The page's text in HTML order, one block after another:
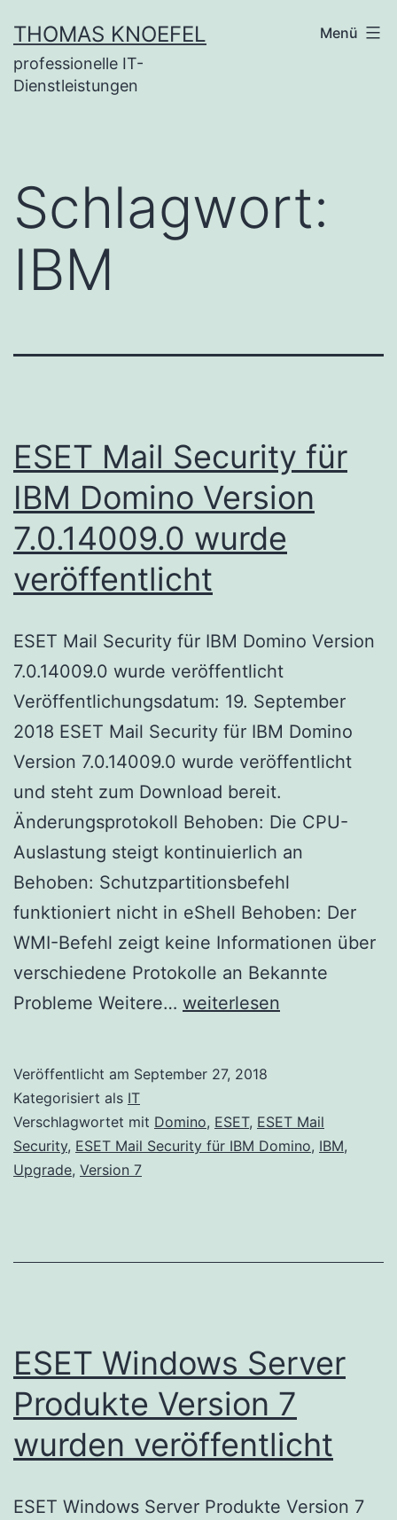
Inhalt
springen
THOMAS KNOEFEL
professionelle IT-
Dienstleistungen
Menü
Schlagwort:
IBM
ESET Mail Security für
IBM Domino Version
7.0.14009.0 wurde
veröffentlicht
ESET Mail Security für IBM Domino Version
7.0.14009.0 wurde veröffentlicht
Veröffentlichungsdatum: 19. September
2018 ESET Mail Security für IBM Domino
Version 7.0.14009.0 wurde veröffentlicht
und steht zum Download bereit.
Änderungsprotokoll Behoben: Die CPU-
Auslastung steigt kontinuierlich an
Behoben: Schutzpartitionsbefehl
funktioniert nicht in eShell Behoben: Der
WMI-Befehl zeigt keine Informationen über
verschiedene Protokolle an Bekannte
Probleme Weitere… ESET
IBM
Domino
weiterlesen
Veröffentlicht am September 27, 2018
Kategorisiert als IT
Verschlagwortet mit Domino, ESET, ESET Mail
Security, ESET Mail Security für IBM Domino, IBM,
Upgrade, Version 7
ESET Windows Server
Produkte Version 7
wurden veröffentlicht
ESET Windows Server Produkte Version 7